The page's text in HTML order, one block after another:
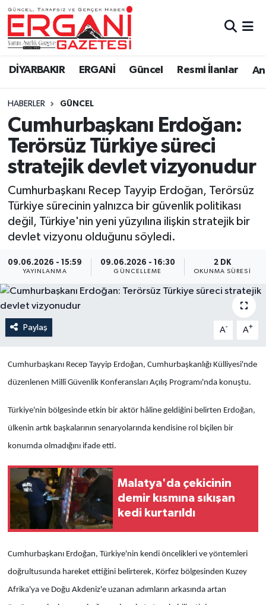
DİYARBAKIR ERGANİ Güncel Resmi İlanlar
HABERLER GÜNCEL
Cumhurbaşkanı Erdoğan:
Terörsüz Türkiye süreci
stratejik devlet vizyonudur
Cumhurbaşkanı Recep Tayyip Erdoğan, Terörsüz
Türkiye sürecinin yalnızca bir güvenlik politikası
değil, Türkiye'nin yeni yüzyılına ilişkin stratejik bir
devlet vizyonu olduğunu söyledi.
09.06.2026 - 15:59
YAYINLANMA
09.06.2026 - 16:30
GÜNCELLEME
2 DK
OKUNMA SÜRESI
Paylaş A- A+
Cumhurbaşkanı Recep Tayyip Erdoğan, Cumhurbaşkanlığı Külliyesi'nde
düzenlenen Millî Güvenlik Konferansları Açılış Programı'nda konuştu.
Türkiye'nin bölgesinde etkin bir aktör hâline geldiğini belirten Erdoğan,
ülkenin artık başkalarının senaryolarında kendisine rol biçilen bir
konumda olmadığını ifade etti.
Malatya'da çekicinin
demir kısmına sıkışan
kedi kurtarıldı
Cumhurbaşkanı Erdoğan, Türkiye'nin kendi öncelikleri ve yöntemleri
doğrultusunda hareket ettiğini belirterek, Körfez bölgesinden Kuzey
Afrika'ya ve Doğu Akdeniz'e uzanan adımların arkasında artan
DİYARBAKIR
BİSMİL
BAĞLAR
ERGANİ
Güncel
Eği̇ti̇m
Resmi İlanlar
Sağlık
Si̇yaset
Spor
Yaşam
Anali̇z
Dünya
Eği̇ti̇m
Ergani Nöbetçi Eczaneler
Ergani Hava Durumu
Ergani Trafik Yoğunluk Haritası
Süper Lig Puan Durumu ve Fikstür
Tüm Manşetler
Son Dakika Haberleri
Haber Arşivi